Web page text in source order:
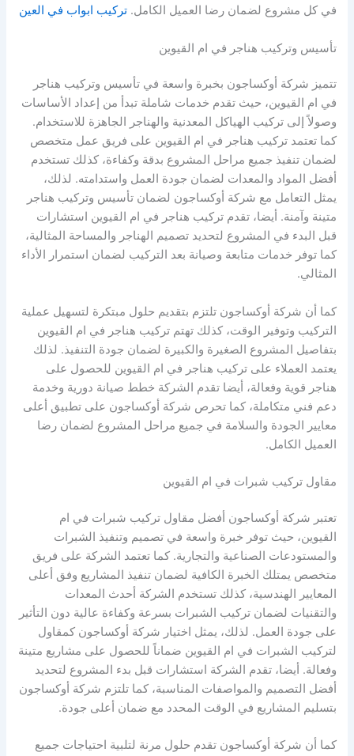
في كل مشروع لضمان رضا العميل الكامل.تركيب ابواب في العين
تأسيس وتركيب هناجر في ام القيوين
تتميز شركة أوكساجون بخبرة واسعة في تأسيس وتركيب هناجر
في ام القيوين، حيث تقدم خدمات شاملة تبدأ من إعداد الأساسات
وصولاً إلى تركيب الهياكل المعدنية والهناجر الجاهزة للاستخدام.
كما تعتمد تركيب هناجر في ام القيوين على فريق عمل متخصص
لضمان تنفيذ جميع مراحل المشروع بدقة وكفاءة، كذلك تستخدم
أفضل المواد والمعدات لضمان جودة العمل واستدامته. لذلك،
يمثل التعامل مع شركة أوكساجون لضمان تأسيس وتركيب هناجر
متينة وآمنة. أيضا، تقدم تركيب هناجر في ام القيوين استشارات
قبل البدء في المشروع لتحديد تصميم الهناجر والمساحة المثالية،
كما توفر خدمات متابعة وصيانة بعد التركيب لضمان استمرار الأداء
المثالي.
كما أن شركة أوكساجون تلتزم بتقديم حلول مبتكرة لتسهيل عملية
التركيب وتوفير الوقت، كذلك تهتم تركيب هناجر في ام القيوين
بتفاصيل المشروع الصغيرة والكبيرة لضمان جودة التنفيذ. لذلك
يعتمد العملاء على تركيب هناجر في ام القيوين للحصول على
هناجر قوية وفعالة، أيضا تقدم الشركة خطط صيانة دورية وخدمة
دعم فني متكاملة، كما تحرص شركة أوكساجون على تطبيق أعلى
معايير الجودة والسلامة في جميع مراحل المشروع لضمان رضا
العميل الكامل.
مقاول تركيب شبرات في ام القيوين
تعتبر شركة أوكساجون أفضل مقاول تركيب شبرات في ام
القيوين، حيث توفر خبرة واسعة في تصميم وتنفيذ الشبرات
والمستودعات الصناعية والتجارية. كما تعتمد الشركة على فريق
متخصص يمتلك الخبرة الكافية لضمان تنفيذ المشاريع وفق أعلى
المعايير الهندسية، كذلك تستخدم الشركة أحدث المعدات
والتقنيات لضمان تركيب الشبرات بسرعة وكفاءة عالية دون التأثير
على جودة العمل. لذلك، يمثل اختيار شركة أوكساجون كمقاول
لتركيب الشبرات في ام القيوين ضماناً للحصول على مشاريع متينة
وفعالة. أيضا، تقدم الشركة استشارات قبل بدء المشروع لتحديد
أفضل التصميم والمواصفات المناسبة، كما تلتزم شركة أوكساجون
بتسليم المشاريع في الوقت المحدد مع ضمان أعلى جودة.
كما أن شركة أوكساجون تقدم حلول مرنة لتلبية احتياجات جميع